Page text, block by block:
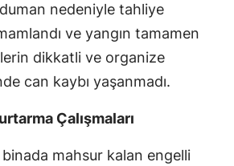
nedeniyle tahliye
ve yangın tamamen
dikkatli ve organize
can kaybı yaşanmadı.
Çalışmaları
binada mahsur kalan engelli